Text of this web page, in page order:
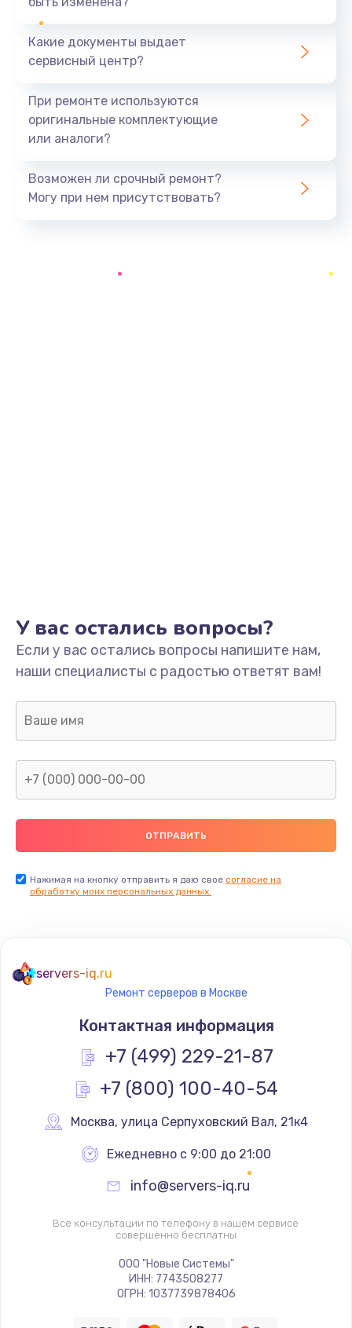
Замена системы охлаждения
Замена процессора
Заказать
Замена аккумулятора
620 руб.
Заказать
Замена клавиатуры
990 руб.
Заказать
Замена видеокарты
2045 руб.
Заказать
Ремонт разъема питания
Замена видеочипа
2745 руб.
Заказать
Настройка BIOS
995 руб.
Какие документы выдает
сервисный центр?
При ремонте используются
оригинальные комплектующие
или аналоги?
Возможен ли срочный ремонт?
Могу при нем присутствовать?
У вас остались вопросы?
Если у вас остались вопросы напишите нам,
наши специалисты с радостью ответят вам!
Нажимая на кнопку отправить я даю свое согласие на
обработку моих персональных данных.
servers-iq.ru
Ремонт серверов в Москве
Контактная информация
+7 (499) 229-21-87
+7 (800) 100-40-54
Москва, улица Серпуховский Вал, 21к4
Ежедневно с 9:00 до 21:00
info@servers-iq.ru
Все консультации по телефону в нашем сервисе
совершенно бесплатны
ООО "Новые Системы"
ИНН: 7743508277
ОГРН: 1037739878406